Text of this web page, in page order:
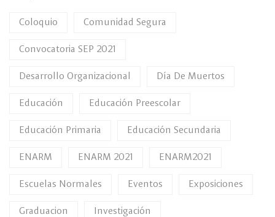
Coloquio Comunidad Segura
Convocatoria SEP 2021
Desarrollo Organizacional Día De Muertos
Educación Educación Preescolar
Educación Primaria Educación Secundaria
ENARM ENARM 2021 ENARM2021
Escuelas Normales Eventos Exposiciones
Graduacion Investigación